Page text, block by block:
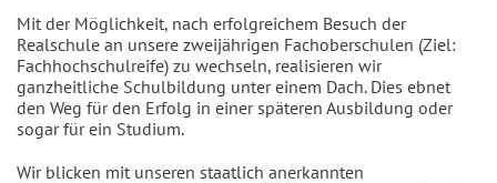
Mit der Möglichkeit, nach erfolgreichem Besuch der
Realschule an unsere zweijährigen Fachoberschulen (Ziel:
Fachhochschulreife) zu wechseln, realisieren wir
ganzheitliche Schulbildung unter einem Dach. Dies ebnet
den Weg für den Erfolg in einer späteren Ausbildung oder
sogar für ein Studium.
Wir blicken mit unseren staatlich anerkannten